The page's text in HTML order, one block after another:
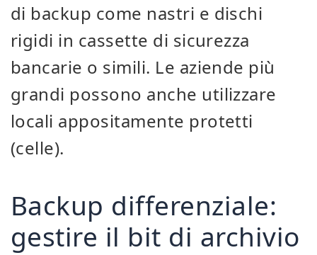
di backup come nastri e dischi
rigidi in cassette di sicurezza
bancarie o simili. Le aziende più
grandi possono anche utilizzare
locali appositamente protetti
(celle).
Backup differenziale:
gestire il bit di archivio